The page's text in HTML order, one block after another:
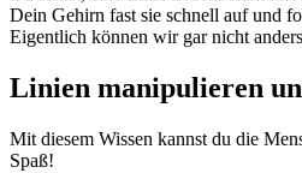
Dein Gehirn fast sie schnell auf und
Eigentlich können wir gar nicht
Linien manipulieren
Mit diesem Wissen kannst du die
Spaß!